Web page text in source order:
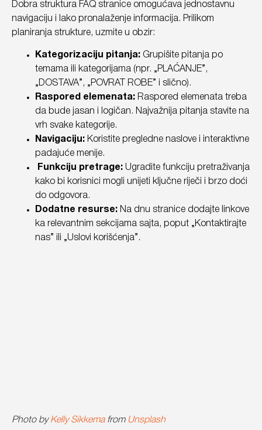
Dobra struktura FAQ stranice omogućava jednostavnu
navigaciju i lako pronalaženje informacija. Prilikom
planiranja strukture, uzmite u obzir:
Kategorizaciju pitanja: Grupišite pitanja po
temama ili kategorijama (npr. „PLAĆANJE”,
„DOSTAVA”, „POVRAT ROBE” i slično).
Raspored elemenata: Raspored elemenata treba
da bude jasan i logičan. Najvažnija pitanja stavite na
vrh svake kategorije.
Navigaciju: Koristite pregledne naslove i interaktivne
padajuće menije.
Funkciju pretrage: Ugradite funkciju pretraživanja
kako bi korisnici mogli unijeti ključne riječi i brzo doći
do odgovora.
Dodatne resurse: Na dnu stranice dodajte linkove
ka relevantnim sekcijama sajta, poput „Kontaktirajte
nas” ili „Uslovi korišćenja”.
Photo by Kelly Sikkemafrom Unsplash